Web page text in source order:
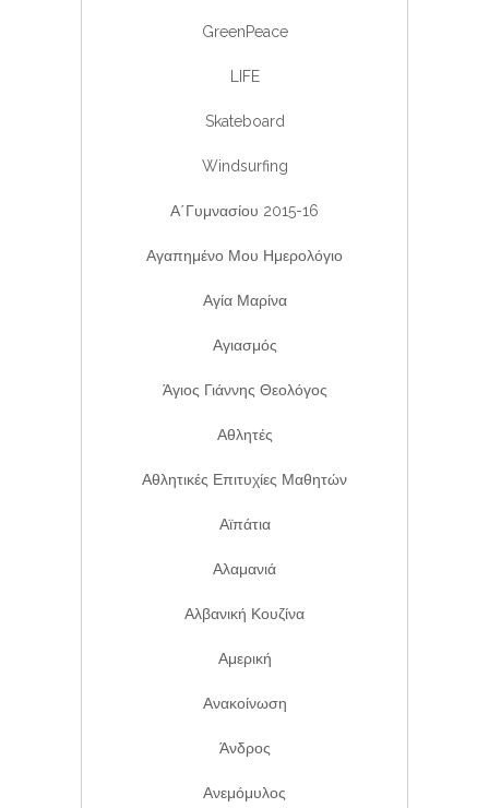
GreenPeace
LIFE
Skateboard
Windsurfing
Α΄Γυμνασίου 2015-16
Αγαπημένο Μου Ημερολόγιο
Αγία Μαρίνα
Αγιασμός
Άγιος Γιάννης Θεολόγος
Αθλητές
Αθλητικές Επιτυχίες Μαθητών
Αϊπάτια
Αλαμανιά
Αλβανική Κουζίνα
Αμερική
Ανακοίνωση
Άνδρος
Ανεμόμυλος